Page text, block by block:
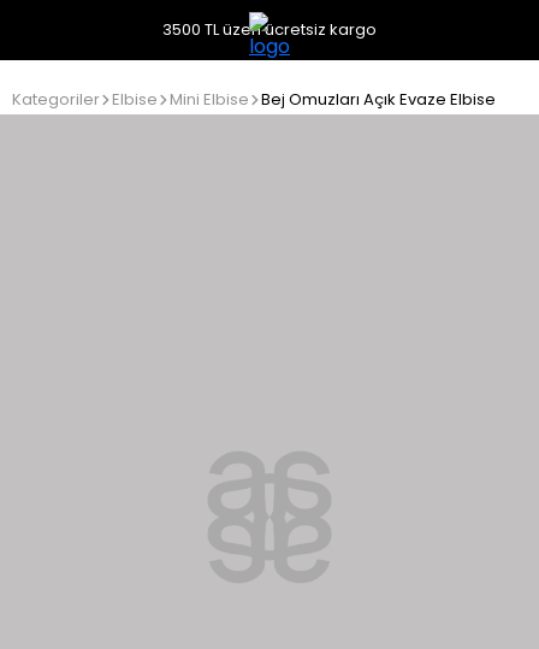
3500 TL üzeri ücretsiz kargo
Kategoriler Elbise Mini Elbise Bej Omuzları Açık Evaze Elbise